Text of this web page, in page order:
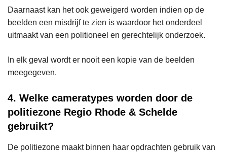
Daarnaast kan het ook geweigerd worden indien op de
beelden een misdrijf te zien is waardoor het onderdeel
uitmaakt van een politioneel en gerechtelijk onderzoek.
In elk geval wordt er nooit een kopie van de beelden
meegegeven.
4. Welke cameratypes worden door de
politiezone Regio Rhode & Schelde
gebruikt?
De politiezone maakt binnen haar opdrachten gebruik van